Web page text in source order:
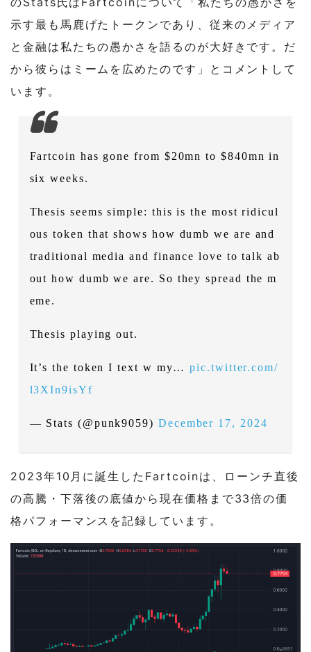
示す最も馬鹿げたトークンであり、従来のメディア
と金融は私たちの愚かさを語るのが大好きです。だ
から彼らはミームを広めたのです」とコメントして
います。
Fartcoin has gone from $20mn to $840mn in
six weeks.
Thesis seems simple: this is the most ridicul
ous token that shows how dumb we are and
traditional media and finance love to talk ab
out how dumb we are. So they spread the m
eme.
Thesis playing out.
It’s the token I text w my…pic.twitter.com/
l3XIn9isYf
— Stats (@punk9059) December 17, 2024
2023年10月に誕生したFartcoinは、ローンチ直後
の高騰・下落後の底値から現在価格まで33倍の価
格パフォーマンスを記録しています。